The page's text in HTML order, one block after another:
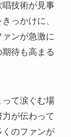
技術が見事
っかけに、
ンが急激に
待も高まる
って涙ぐむ場
が伝わって
くのファンが